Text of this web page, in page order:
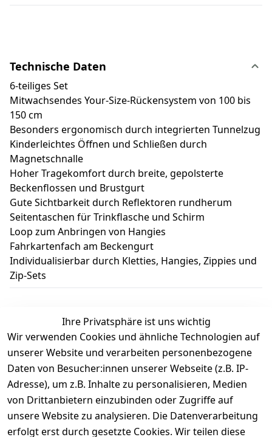
Technische Daten
6-teiliges Set
Mitwachsendes Your-Size-Rückensystem von 100 bis
150 cm
Besonders ergonomisch durch integrierten Tunnelzug
Kinderleichtes Öffnen und Schließen durch
Magnetschnalle
Hoher Tragekomfort durch breite, gepolsterte
Beckenflossen und Brustgurt
Gute Sichtbarkeit durch Reflektoren rundherum
Seitentaschen für Trinkflasche und Schirm
Loop zum Anbringen von Hangies
Fahrkartenfach am Beckengurt
Individualisierbar durch Kletties, Hangies, Zippies und
Zip-Sets
Kundenbewertungen
Durchschnittliche Bewertung
0
Basierend auf 0 Bewertung(en)
Bewertung abgeben
Ihre Privatsphäre ist uns wichtig
Wir verwenden Cookies und ähnliche Technologien auf
unserer Website und verarbeiten personenbezogene
Daten von Besucher:innen unserer Webseite (z.B. IP-
Adresse), um z.B. Inhalte zu personalisieren, Medien
von Drittanbietern einzubinden oder Zugriffe auf
unsere Website zu analysieren. Die Datenverarbeitung
erfolgt erst durch gesetzte Cookies. Wir teilen diese